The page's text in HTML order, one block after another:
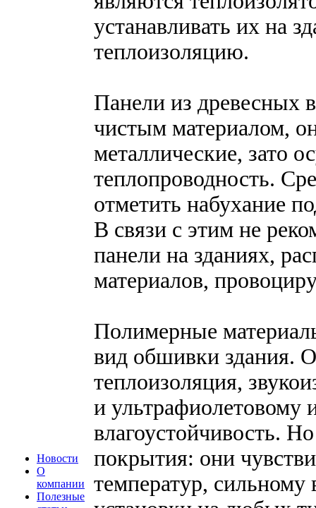
Новости
О
компании
Полезные
устанавливать их на
теплоизоляцию.
Панели из древесных
чистым материалом,
металлические, зато
теплопроводность.
отметить набухание
В связи с этим не
панели на зданиях,
материалов,
Полимерные
вид обшивки здания.
теплоизоляция,
и ультрафиолетовому
влагоустойчивость.
покрытия: они
температур, сильному